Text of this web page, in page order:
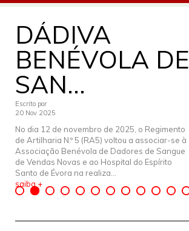
DÁDIVA
BENÉVOLA DE
SAN...
Escrito por
20 Nov 2025
No dia 12 de novembro de 2025, o Regimento
de Artilharia N.º 5 (RA5) voltou a associar-se à
Associação Benévola de Dadores de Sangue
de Vendas Novas e ao Hospital do Espírito
Santo de Évora na realiza...
saiba +